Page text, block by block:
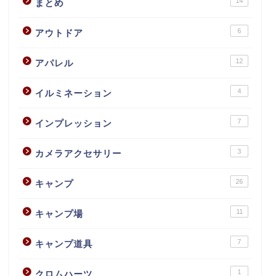
まとめ
アウトドア 6
アパレル 12
イルミネーション 4
インプレッション 7
カメラアクセサリー 3
キャンプ 26
キャンプ場 11
キャンプ道具 7
クロムハーツ 1